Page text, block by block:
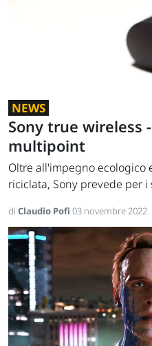
NEWS
Sony true wireless
multipoint
Oltre all'impegno ecologico
riciclata, Sony prevede per i
di Claudio Pofi 03 novembre 2022